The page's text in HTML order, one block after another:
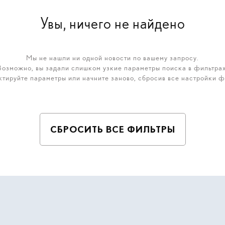
Увы, ничего не найдено
Мы не нашли ни одной новости по вашему запросу.
вы задали слишком узкие параметры поиска в
параметры или начните заново, сбросив все настройки
СБРОСИТЬ ВСЕ ФИЛЬТРЫ